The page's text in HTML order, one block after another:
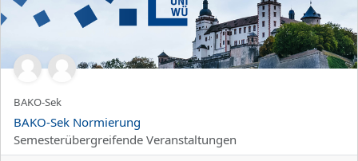
Kurzer Kursname
BAKO-Sek
Kursname
BAKO-Sek Normierung
Kursbereich
Semesterübergreifende Veranstaltungen